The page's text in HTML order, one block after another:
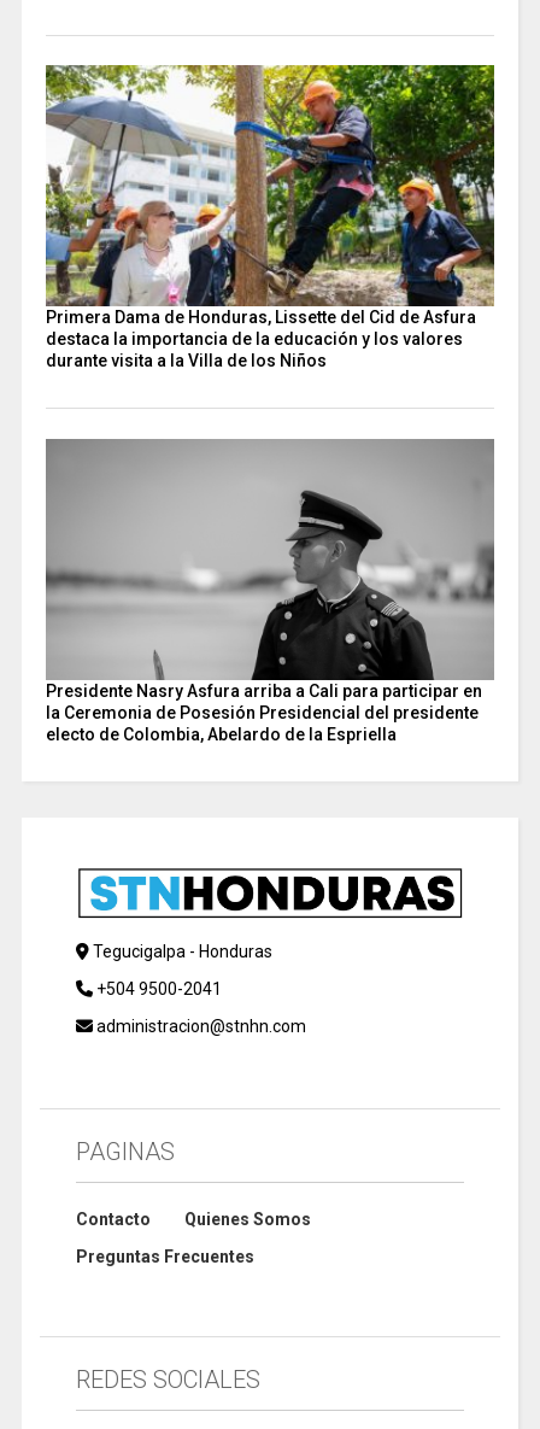
Primera Dama de Honduras, Lissette del Cid de Asfura
destaca la importancia de la educación y los valores
durante visita a la Villa de los Niños
Presidente Nasry Asfura arriba a Cali para participar en
la Ceremonia de Posesión Presidencial del presidente
electo de Colombia, Abelardo de la Espriella
Tegucigalpa - Honduras
+504 9500-2041
administracion@stnhn.com
PAGINAS
Contacto
Quienes Somos
Preguntas Frecuentes
REDES SOCIALES